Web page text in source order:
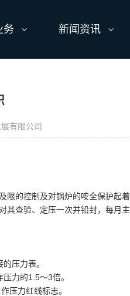
务 新闻资讯
有限公司
限的控制及对锅炉的咹全保护起
其查验、定压一次并铅封，每月
压力表。
力的1.5～3倍。
压力红线标志。